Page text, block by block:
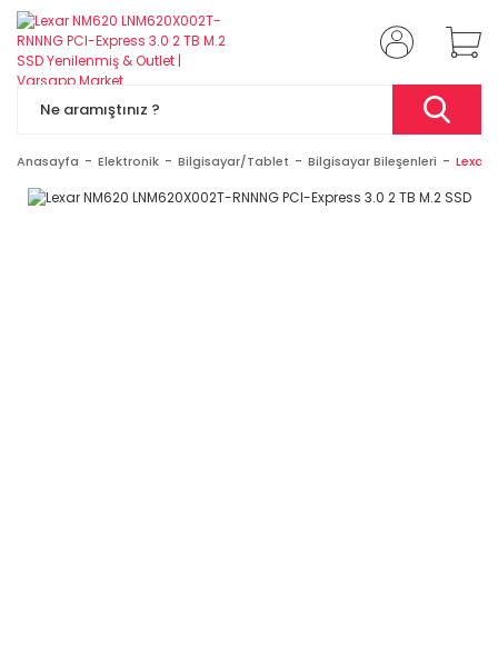
Anasayfa Elektronik Bilgisayar/Tablet Bilgisayar Bileşenleri Lexar